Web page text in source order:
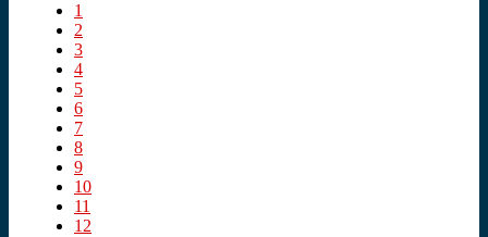
1
2
3
4
5
6
7
8
9
10
11
12